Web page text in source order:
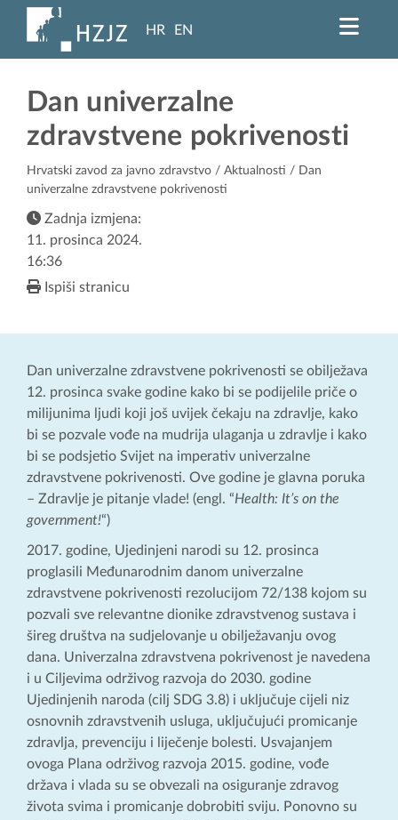
HR EN
Dan univerzalne
zdravstvene pokrivenosti
Hrvatski zavod za javno zdravstvo / Aktualnosti / Dan
univerzalne zdravstvene pokrivenosti
Zadnja izmjena:
11. prosinca 2024.
16:36
Ispiši stranicu
Dan univerzalne zdravstvene pokrivenosti se obilježava
12. prosinca svake godine kako bi se podijelile priče o
milijunima ljudi koji još uvijek čekaju na zdravlje, kako
bi se pozvale vođe na mudrija ulaganja u zdravlje i kako
bi se podsjetio Svijet na imperativ univerzalne
zdravstvene pokrivenosti. Ove godine je glavna poruka
– Zdravlje je pitanje vlade! (engl. “Health: It’s on the
government!“)
2017. godine, Ujedinjeni narodi su 12. prosinca
proglasili Međunarodnim danom univerzalne
zdravstvene pokrivenosti rezolucijom 72/138 kojom su
pozvali sve relevantne dionike zdravstvenog sustava i
šireg društva na sudjelovanje u obilježavanju ovog
dana. Univerzalna zdravstvena pokrivenost je navedena
i u Ciljevima održivog razvoja do 2030. godine
Ujedinjenih naroda (cilj SDG 3.8) i uključuje cijeli niz
osnovnih zdravstvenih usluga, uključujući promicanje
zdravlja, prevenciju i liječenje bolesti. Usvajanjem
ovoga Plana održivog razvoja 2015. godine, vođe
država i vlada su se obvezali na osiguranje zdravog
života svima i promicanje dobrobiti sviju. Ponovno su